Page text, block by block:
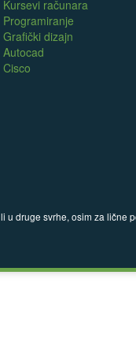
Kursevi računara
Programiranje
Grafički dizajn
Autocad
Cisco
druge svrhe, osim za lične